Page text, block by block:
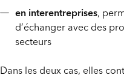
en interentreprises,
d’échanger avec des
secteurs
Dans les deux cas, elles